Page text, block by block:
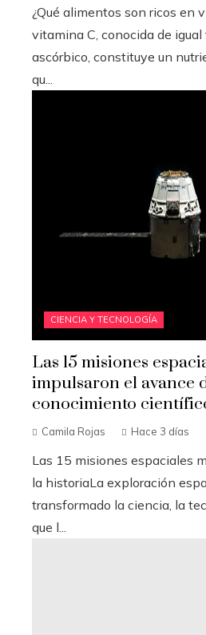
¿Qué alimentos son ricos en
vitamina C, conocida de
ascórbico, constituye un
qu...
CIENCIA Y TECNOLOGÍA
Las 15 misiones
impulsaron el avance
conocimiento
Camila Rojas Hace 3 días
Las 15 misiones espaciales
la historiaLa exploración
transformado la ciencia, la
que l...